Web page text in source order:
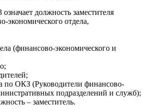
должность заместителя
экономического отдела,
(финансово-экономического и
по ОКЗ (Руководители финансово-
подразделений и служб);
– заместитель.